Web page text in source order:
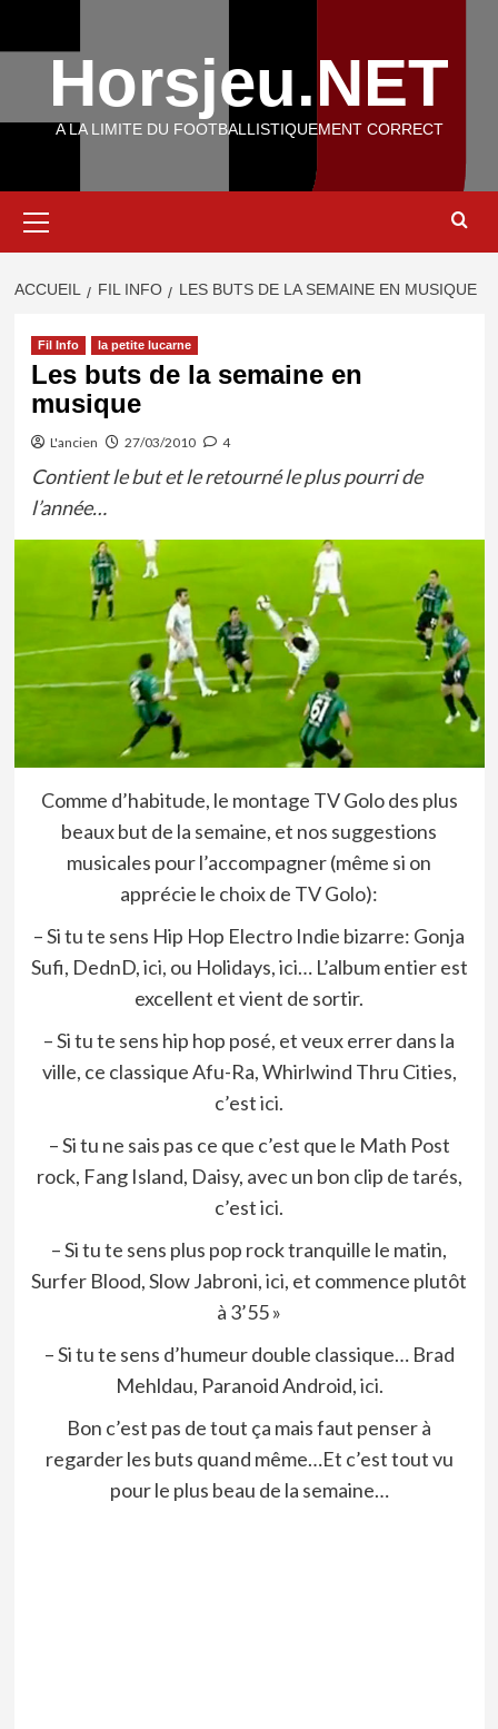
Horsjeu.NET
A LA LIMITE DU FOOTBALLISTIQUEMENT CORRECT
principal
ACCUEIL FIL INFO LES BUTS DE LA SEMAINE EN MUSIQUE
Fil Info la petite lucarne
Les buts de la semaine en
musique
L'ancien 27/03/2010 4
Contient le but et le retourné le plus pourri de
l’année…
Comme d’habitude, le montage TV Golo des plus
beaux but de la semaine, et nos suggestions
musicales pour l’accompagner (même si on
apprécie le choix de TV Golo):
– Si tu te sens Hip Hop Electro Indie bizarre: Gonja
Sufi, DednD,ici, ou Holidays,ici… L’album entier est
excellent et vient de sortir.
– Si tu te sens hip hop posé, et veux errer dans la
ville, ce classique Afu-Ra, Whirlwind Thru Cities,
c’estici.
– Si tu ne sais pas ce que c’est que le Math Post
rock, Fang Island, Daisy, avec un bon clip de tarés,
c’estici.
– Si tu te sens plus pop rock tranquille le matin,
Surfer Blood, Slow Jabroni,ici, et commence plutôt
à 3’55 »
– Si tu te sens d’humeur double classique… Brad
Mehldau, Paranoid Android,ici.
Bon c’est pas de tout ça mais faut penser à
regarder les buts quand même…Et c’est tout vu
pour le plus beau de la semaine…